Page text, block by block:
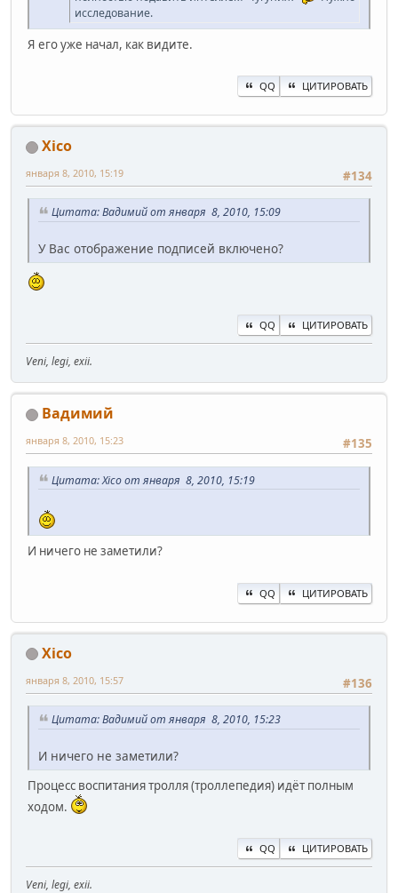
исследование.
Я его уже начал, как видите.
QQ ЦИТИРОВАТЬ
Xico
#134
января 8, 2010, 15:19
Цитата: Вадимий от января 8, 2010, 15:09
У Вас отображение подписей включено?
QQ ЦИТИРОВАТЬ
Veni, legi, exii.
Вадимий
#135
января 8, 2010, 15:23
Цитата: Xico от января 8, 2010, 15:19
И ничего не заметили?
QQ ЦИТИРОВАТЬ
Xico
#136
января 8, 2010, 15:57
Цитата: Вадимий от января 8, 2010, 15:23
И ничего не заметили?
Процесс воспитания тролля (троллепедия) идёт полным
ходом.
QQ ЦИТИРОВАТЬ
Veni, legi, exii.